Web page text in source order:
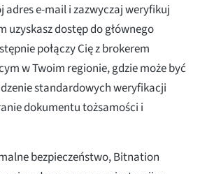
adres e-mail i zazwyczaj weryfikuj
uzyskasz dostęp do głównego
połączy Cię z brokerem
w Twoim regionie, gdzie może być
standardowych weryfikacji
dokumentu tożsamości i
bezpieczeństwo, Bitnation